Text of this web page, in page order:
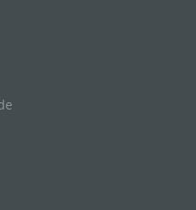
Vorgang oder
wie das Erheben, das
oder Veränderung, das
den Abgleich oder die